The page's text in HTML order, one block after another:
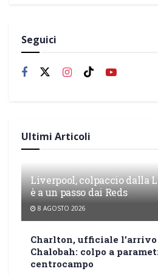
Seguici
Ultimi Articoli
Liverpool, colpaccio dalla
è a un passo dai Reds
8 AGOSTO 2026
Charlton, ufficiale
Chalobah: colpo a
centrocampo